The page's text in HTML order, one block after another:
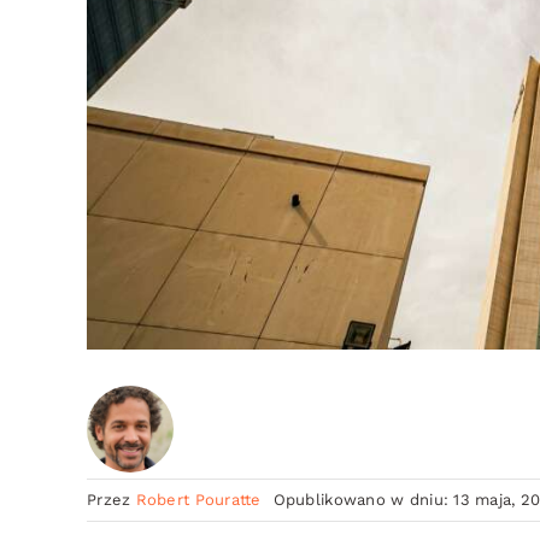
Przez Robert Pouratte Opublikowano w dniu: 13 maja,